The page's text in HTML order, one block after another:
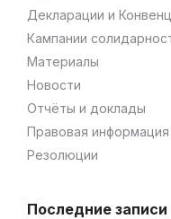
Декларации и
Кампании
Материалы
Новости
Отчёты и доклады
Правовая информация
Резолюции
Последние записи